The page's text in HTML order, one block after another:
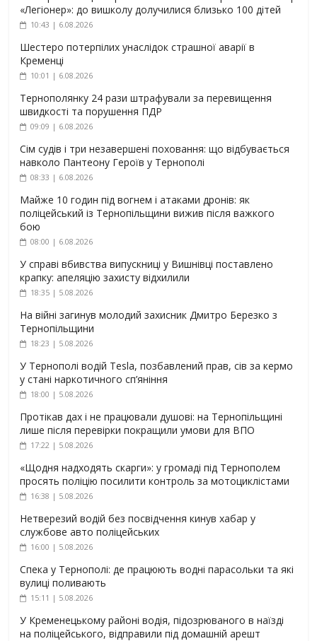
«Легіонер»: до вишколу долучилися близько 100 дітей
10:43 | 6.08.2026
Шестеро потерпілих унаслідок страшної аварії в
Кременці
10:01 | 6.08.2026
Тернополянку 24 рази штрафували за перевищення
швидкості та порушення ПДР
09:09 | 6.08.2026
Сім судів і три незавершені поховання: що відбувається
навколо Пантеону Героїв у Тернополі
08:33 | 6.08.2026
Майже 10 годин під вогнем і атаками дронів: як
поліцейський із Тернопільщини вижив після важкого
бою
08:00 | 6.08.2026
У справі вбивства випускниці у Вишнівці поставлено
крапку: апеляцію захисту відхилили
18:35 | 5.08.2026
На війні загинув молодий захисник Дмитро Березко з
Тернопільщини
18:23 | 5.08.2026
У Тернополі водій Tesla, позбавлений прав, сів за кермо
у стані наркотичного сп’яніння
18:00 | 5.08.2026
Протікав дах і не працювали душові: на Тернопільщині
лише після перевірки покращили умови для ВПО
17:22 | 5.08.2026
«Щодня надходять скарги»: у громаді під Тернополем
просять поліцію посилити контроль за мотоциклістами
16:38 | 5.08.2026
Нетверезий водій без посвідчення кинув хабар у
службове авто поліцейських
16:00 | 5.08.2026
Спека у Тернополі: де працюють водні парасольки та які
вулиці поливають
15:11 | 5.08.2026
У Кременецькому районі водія, підозрюваного в наїзді
на поліцейського, відправили під домашній арешт